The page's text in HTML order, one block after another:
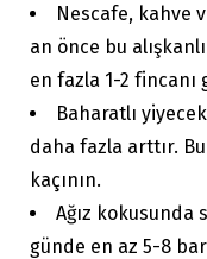
Nescafe, kahve
an önce bu
en fazla 1-2 fincanı
Baharatlı
daha fazla arttır.
kaçının.
Ağız kokusunda
günde en az 5-8